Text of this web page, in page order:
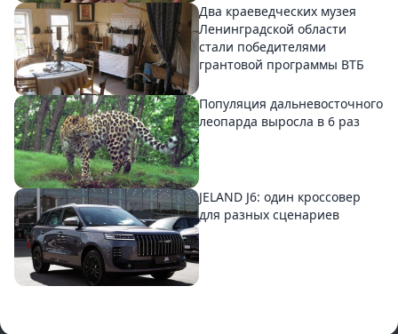
Два краеведческих музея
Ленинградской области
стали победителями
грантовой программы ВТБ
Популяция дальневосточного
леопарда выросла в 6 раз
JELAND J6: один кроссовер
для разных сценариев